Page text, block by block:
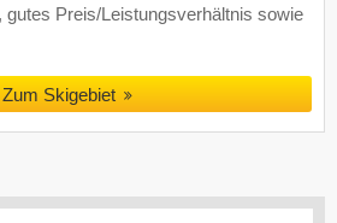
gutes Preis/Leistungsverhältnis sowie
Zum Skigebiet